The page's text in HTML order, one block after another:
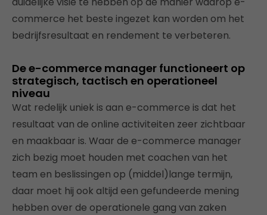
commerce het beste ingezet kan worden om het
bedrijfsresultaat en rendement te verbeteren.
De e-commerce manager functioneert op
strategisch, tactisch en operationeel
niveau
Wat redelijk uniek is aan e-commerce is dat het
resultaat van de online activiteiten zeer zichtbaar
en maakbaar is. Waar de e-commerce manager
zich bezig moet houden met coachen van het
team en beslissingen op (middel)lange termijn,
daar moet hij ook altijd een gefundeerde mening
hebben over de operationele gang van zaken